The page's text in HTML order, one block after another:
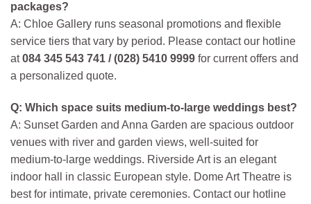
packages?
A: Chloe Gallery runs seasonal promotions and flexible
service tiers that vary by period. Please contact our hotline
at084 345 543 741 / (028) 5410 9999 for current offers and
a personalized quote.
Q: Which space suits medium-to-large weddings best?
A: Sunset Garden and Anna Garden are spacious outdoor
venues with river and garden views, well-suited for
medium-to-large weddings. Riverside Art is an elegant
indoor hall in classic European style. Dome Art Theatre is
best for intimate, private ceremonies. Contact our hotline